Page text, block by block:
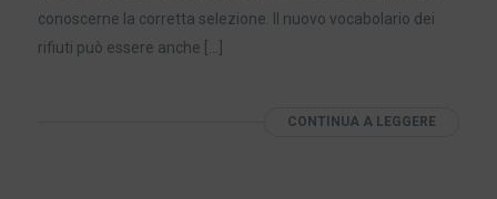
conoscerne la corretta selezione. Il nuovo vocabolario dei
rifiuti può essere anche […]
CONTINUA A LEGGERE